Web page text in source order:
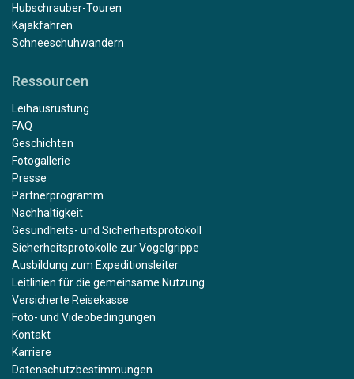
Hubschrauber-Touren
Kajakfahren
Schneeschuhwandern
Ressourcen
Leihausrüstung
FAQ
Geschichten
Fotogallerie
Presse
Partnerprogramm
Nachhaltigkeit
Gesundheits- und Sicherheitsprotokoll
Sicherheitsprotokolle zur Vogelgrippe
Ausbildung zum Expeditionsleiter
Leitlinien für die gemeinsame Nutzung
Versicherte Reisekasse
Foto- und Videobedingungen
Kontakt
Karriere
Datenschutzbestimmungen